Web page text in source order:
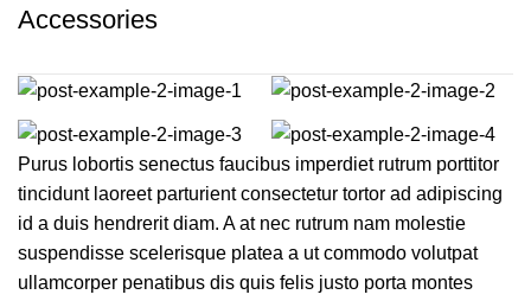
Accessories
Purus lobortis senectus faucibus imperdiet rutrum porttitor
tincidunt laoreet parturient consectetur tortor ad adipiscing
id a duis hendrerit diam. A at nec rutrum nam molestie
suspendisse scelerisque platea a ut commodo volutpat
ullamcorper penatibus dis quis felis justo porta montes